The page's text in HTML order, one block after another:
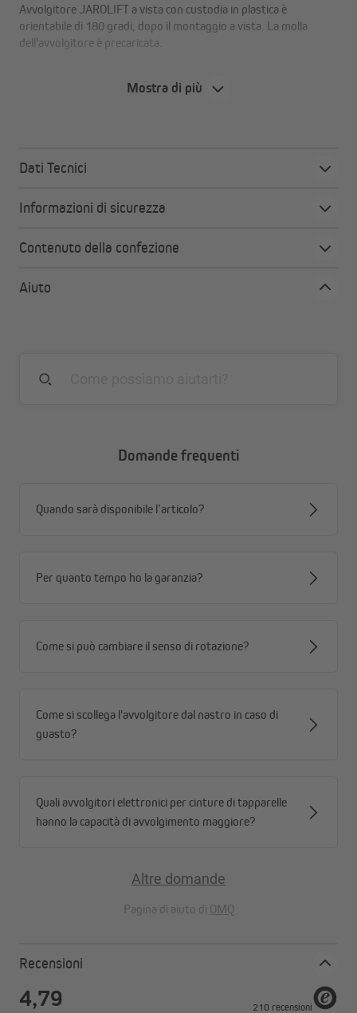
Avvolgitore JAROLIFT a vista con custodia in plastica è
orientabile di 180 gradi, dopo il montaggio a vista. La molla
dell'avvolgitore è precaricata.
Mostra di più
Dati Tecnici
Informazioni di sicurezza
Contenuto della confezione
Aiuto
Domande frequenti
Quando sarà disponibile l’articolo?
Per quanto tempo ho la garanzia?
Come si può cambiare il senso di rotazione?
Come si scollega l'avvolgitore dal nastro in caso di
guasto?
Quali avvolgitori elettronici per cinture di tapparelle
hanno la capacità di avvolgimento maggiore?
Altre domande
Pagina di aiuto di OMQ
Recensioni